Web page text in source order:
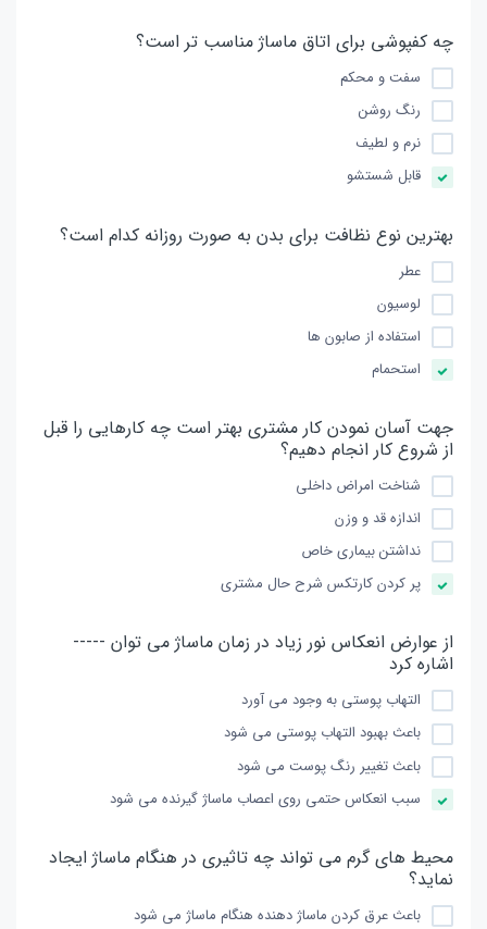
چه كفپوشی برای اتاق ماساژ مناسب تر است؟
سفت و محكم
رنگ روشن
نرم و لطیف
قابل شستشو
بهترین نوع نظافت برای بدن به صورت روزانه كدام است؟
عطر
لوسیون
استفاده از صابون ها
استحمام
جهت آسان نمودن كار مشتری بهتر است چه كارهایی را قبل
از شروع كار انجام دهیم؟
شناخت امراض داخلی
اندازه قد و وزن
نداشتن بیماری خاص
پر كردن كارتكس شرح حال مشتری
از عوارض انعكاس نور زیاد در زمان ماساژ می توان -----
اشاره كرد
التهاب پوستی به وجود می آورد
باعث بهبود التهاب پوستی می شود
باعث تغییر رنگ پوست می شود
سبب انعكاس حتمی روی اعصاب ماساژ گیرنده می شود
محیط های گرم می تواند چه تاثیری در هنگام ماساژ ایجاد
نماید؟
باعث عرق كردن ماساژ دهنده هنگام ماساژ می شود